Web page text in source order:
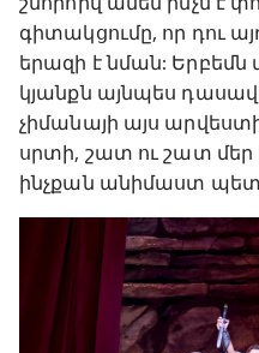
գիտակցումը, որ դու
երազի է նման: Երբեմն
կյանքն այնպես
չիմանայի այս
սրտի, շատ ու շատ մեր
ինչքան անիմաստ